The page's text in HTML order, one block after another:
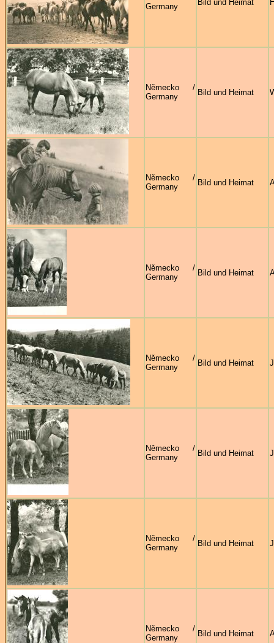
Germany
Bild und Heimat
Německo /
Germany
Bild und Heimat
Německo /
Germany
Bild und Heimat
Německo /
Germany
Bild und Heimat
Německo /
Germany
Bild und Heimat
Německo /
Germany
Bild und Heimat
Německo /
Germany
Bild und Heimat
Německo /
Germany
Bild und Heimat